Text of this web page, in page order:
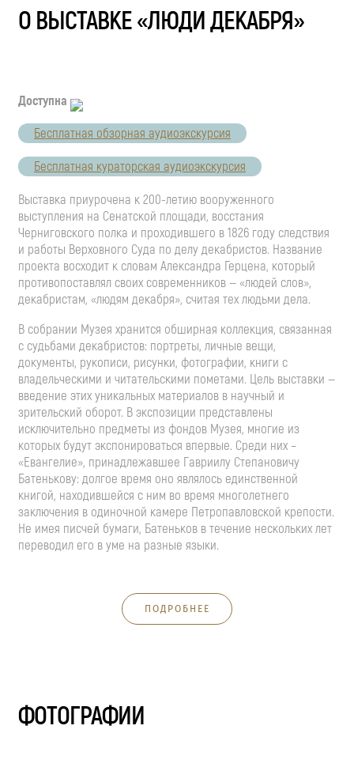
О ВЫСТАВКЕ «ЛЮДИ ДЕКАБРЯ»
Доступна
Бесплатная обзорная аудиоэкскурсия
Бесплатная кураторская аудиоэкскурсия
Выставка приурочена к 200-летию вооруженного
выступления на Сенатской площади, восстания
Черниговского полка и проходившего в 1826 году следствия
и работы Верховного Суда по делу декабристов. Название
проекта восходит к словам Александра Герцена, который
противопоставлял своих современников — «людей слов»,
декабристам, «людям декабря», считая тех людьми дела.
В собрании Музея хранится обширная коллекция, связанная
с судьбами декабристов: портреты, личные вещи,
документы, рукописи, рисунки, фотографии, книги с
владельческими и читательскими пометами. Цель выставки —
введение этих уникальных материалов в научный и
зрительский оборот. В экспозиции представлены
исключительно предметы из фондов Музея, многие из
которых будут экспонироваться впервые. Среди них –
«Евангелие», принадлежавшее Гавриилу Степановичу
Батенькову: долгое время оно являлось единственной
книгой, находившейся с ним во время многолетнего
заключения в одиночной камере Петропавловской крепости.
Не имея писчей бумаги, Батеньков в течение нескольких лет
переводил его в уме на разные языки.
ПОДРОБНЕЕ
ФОТОГРАФИИ